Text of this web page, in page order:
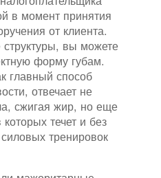
в момент принятия
от клиента.
вы можете
форму губам.
главный способ
отвечает не
сжигая жир, но еще
течет и без
тренировок